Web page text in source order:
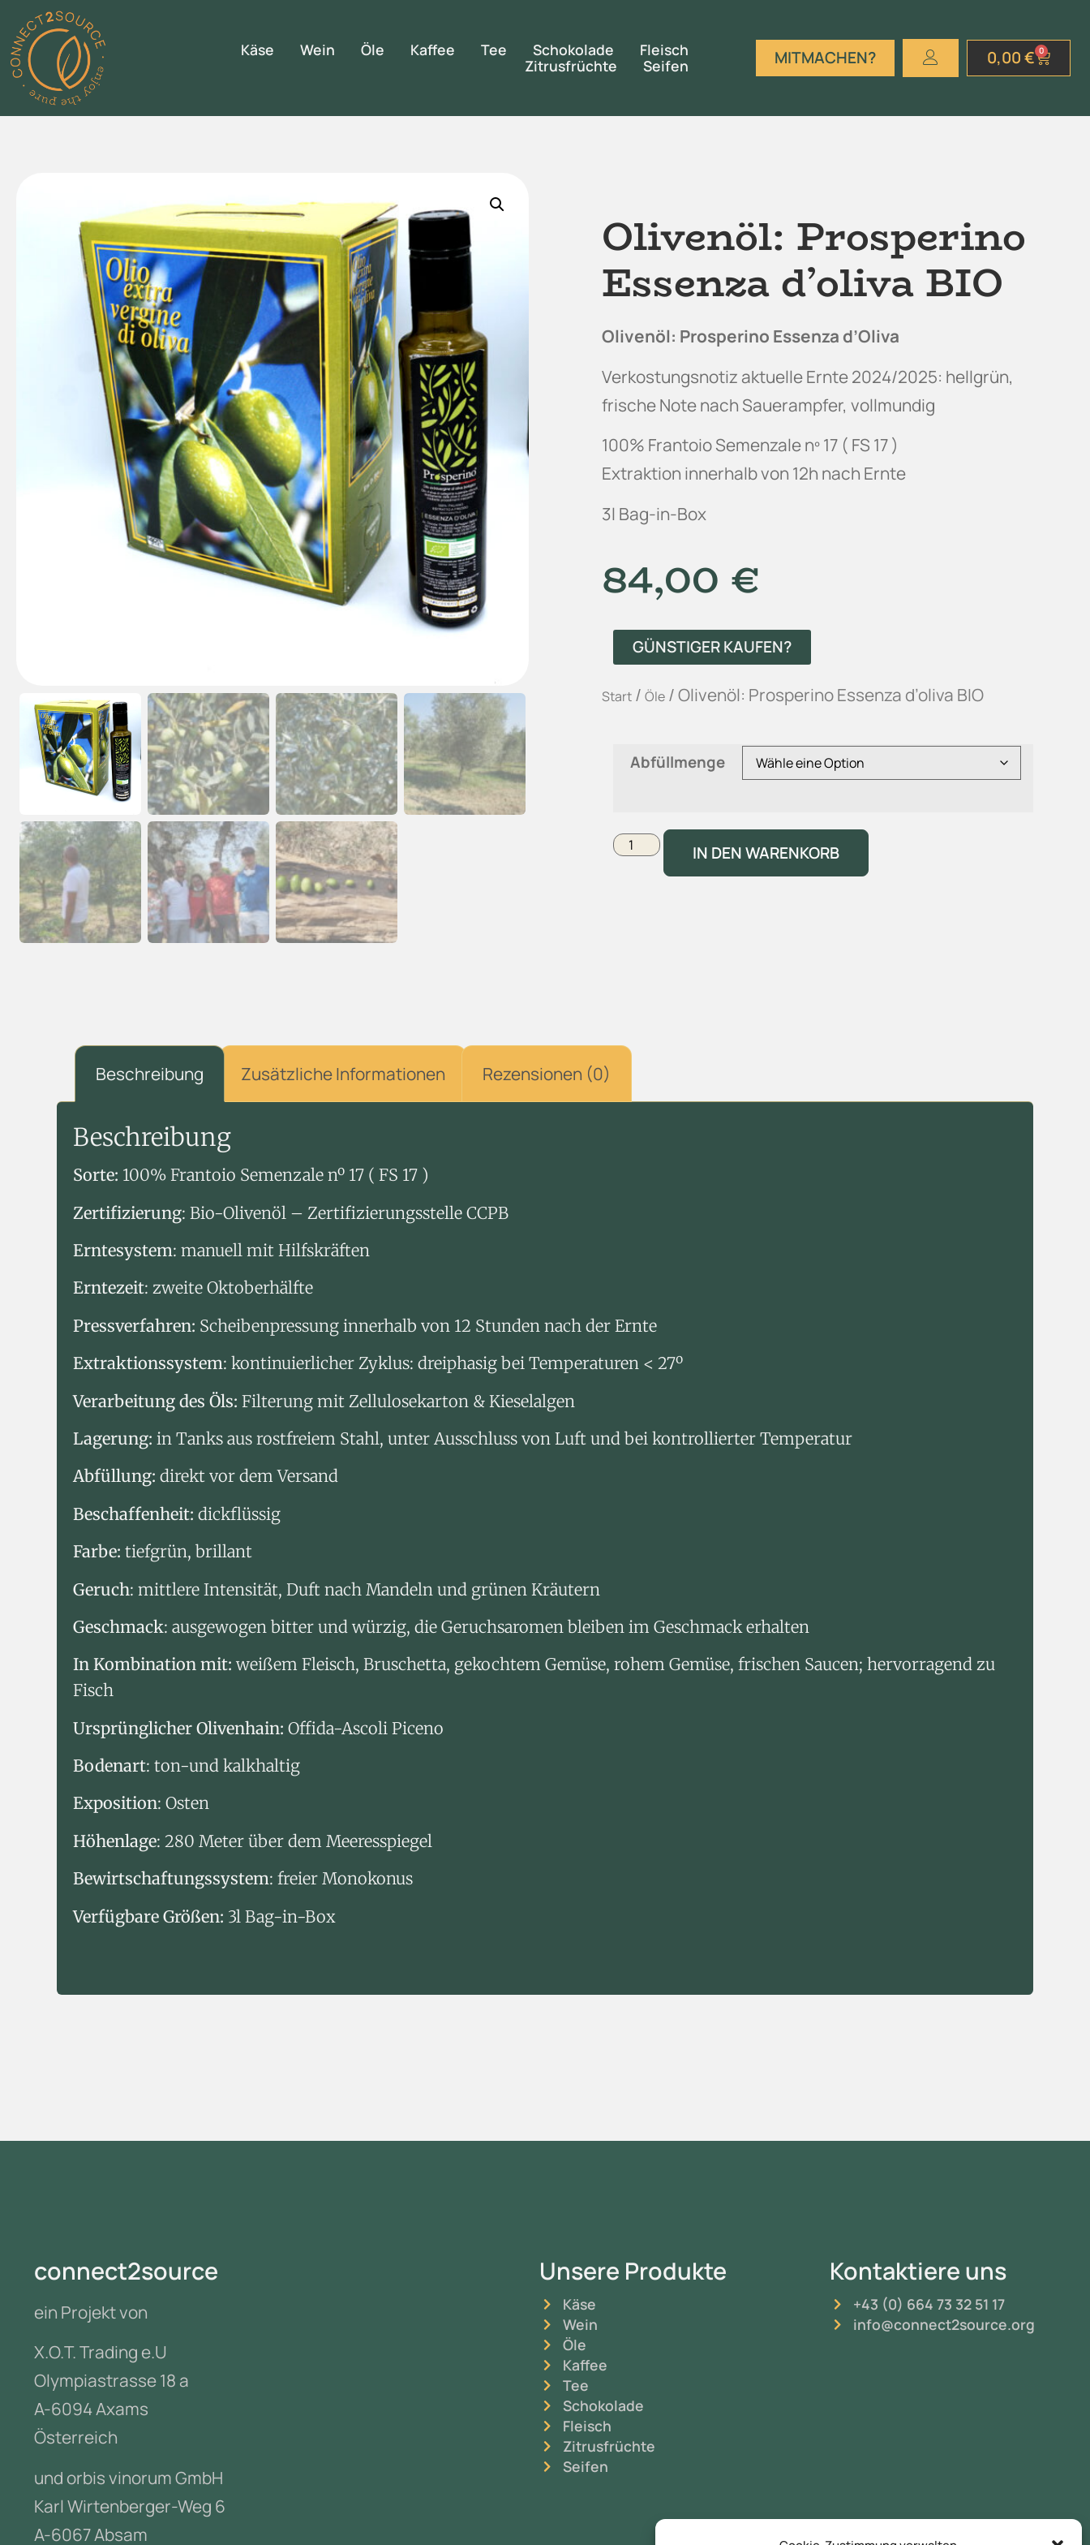
Käse Wein Öle Kaffee Tee Schokolade
Fleisch
Zitrusfrüchte
Seifen MITMACHEN? 0,00€ 0
Olivenöl: Prosperino
Essenza d’oliva BIO
Olivenöl: Prosperino Essenza d’Oliva
Verkostungsnotiz aktuelle Ernte 2024/2025: hellgrün,
frische Note nach Sauerampfer, vollmundig
100% Frantoio Semenzale nº 17 ( FS 17 )
Extraktion innerhalb von 12h nach Ernte
3l Bag-in-Box
84,00 €
GÜNSTIGER KAUFEN?
Start / Öle / Olivenöl: Prosperino Essenza d’oliva BIO
Abfüllmenge
IN DEN WARENKORB
Beschreibung Zusätzliche Informationen Rezensionen (0)
Beschreibung
Sorte: 100% Frantoio Semenzale nº 17 ( FS 17 )
Zertifizierung: Bio-Olivenöl – Zertifizierungsstelle CCPB
Erntesystem: manuell mit Hilfskräften
Erntezeit: zweite Oktoberhälfte
Pressverfahren: Scheibenpressung innerhalb von 12 Stunden nach der Ernte
Extraktionssystem: kontinuierlicher Zyklus: dreiphasig bei Temperaturen < 27º
Verarbeitung des Öls: Filterung mit Zellulosekarton & Kieselalgen
Lagerung: in Tanks aus rostfreiem Stahl, unter Ausschluss von Luft und bei kontrollierter Temperatur
Abfüllung: direkt vor dem Versand
Beschaffenheit: dickflüssig
Farbe: tiefgrün, brillant
Geruch: mittlere Intensität, Duft nach Mandeln und grünen Kräutern
Geschmack: ausgewogen bitter und würzig, die Geruchsaromen bleiben im Geschmack erhalten
In Kombination mit: weißem Fleisch, Bruschetta, gekochtem Gemüse, rohem Gemüse, frischen Saucen; hervorragend zu
Fisch
Ursprünglicher Olivenhain: Offida-Ascoli Piceno
Bodenart: ton-und kalkhaltig
Exposition: Osten
Höhenlage: 280 Meter über dem Meeresspiegel
Bewirtschaftungssystem: freier Monokonus
Verfügbare Größen: 3l Bag-in-Box
connect2source
ein Projekt von
X.O.T. Trading e.U
Olympiastrasse 18 a
A-6094 Axams
Österreich
und orbis vinorum GmbH
Karl Wirtenberger-Weg 6
A-6067 Absam
Unsere Produkte
Käse
Wein
Öle
Kaffee
Tee
Schokolade
Fleisch
Zitrusfrüchte
Seifen
Kontaktiere uns
+43 (0) 664 73 32 51 17
info@connect2source.org